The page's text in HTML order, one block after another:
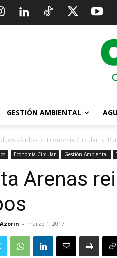
GESTIÓN AMBIENTAL
Sólidos Economía Circular
Economía Circular Gestión Ambiental
Arenas
- marzo 1, 2017